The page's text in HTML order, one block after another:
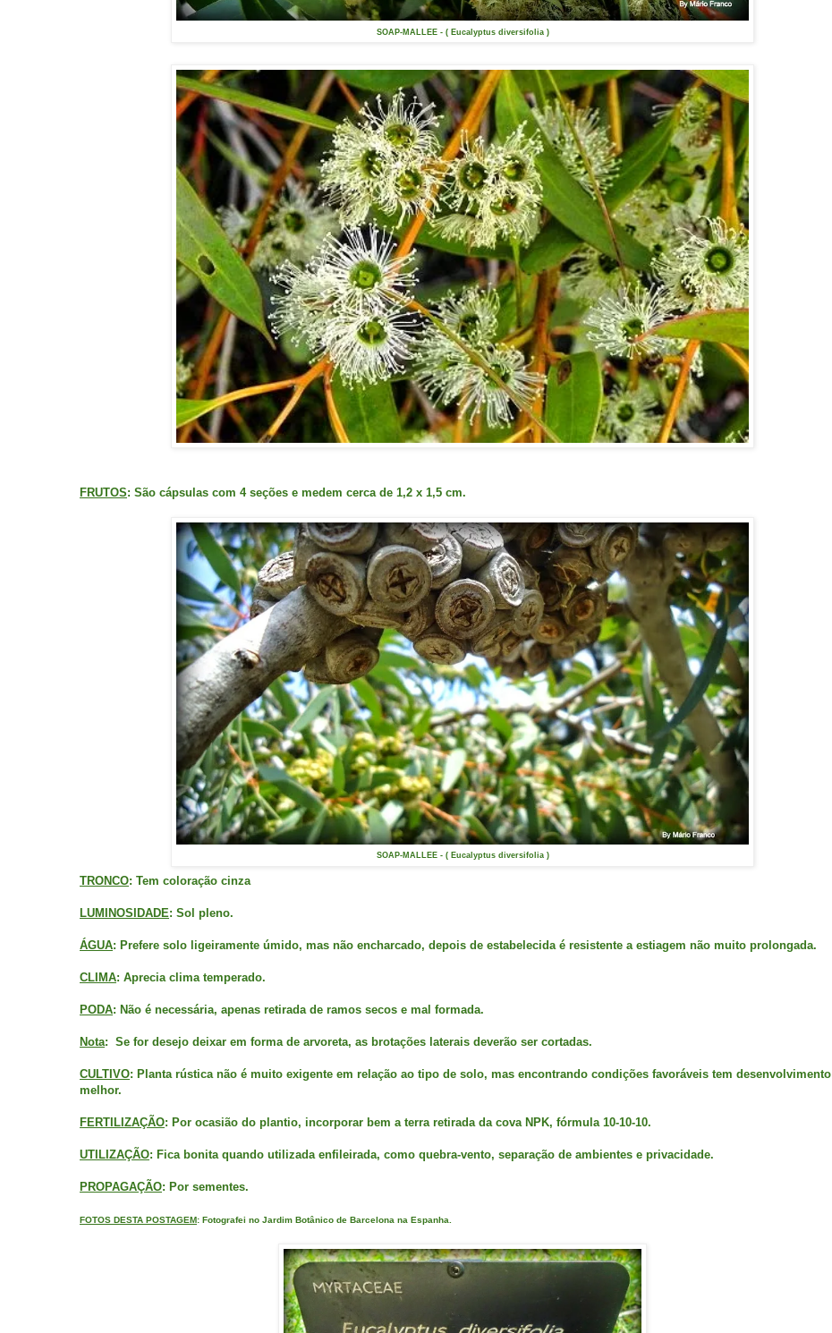
SOAP-MALLEE - ( Eucalyptus diversifolia )
FRUTOS: São cápsulas com 4 seções e medem cerca de 1,2 x 1,5 cm.
SOAP-MALLEE - ( Eucalyptus diversifolia )
TRONCO: Tem coloração cinza
LUMINOSIDADE: Sol pleno.
ÁGUA: Prefere solo ligeiramente úmido, mas não encharcado, depois de estabelecida é resistente a estiagem não muito prolongada.
CLIMA: Aprecia clima temperado.
PODA: Não é necessária, apenas retirada de ramos secos e mal formada.
Nota: Se for desejo deixar em forma de arvoreta, as brotações laterais deverão ser cortadas.
CULTIVO: Planta rústica não é muito exigente em relação ao tipo de solo, mas encontrando condições favoráveis tem desenvolvimento
melhor.
FERTILIZAÇÃO: Por ocasião do plantio, incorporar bem a terra retirada da cova NPK, fórmula 10-10-10.
UTILIZAÇÃO: Fica bonita quando utilizada enfileirada, como quebra-vento, separação de ambientes e privacidade.
PROPAGAÇÃO: Por sementes.
FOTOS DESTA POSTAGEM: Fotografei no Jardim Botânico de Barcelona na Espanha.